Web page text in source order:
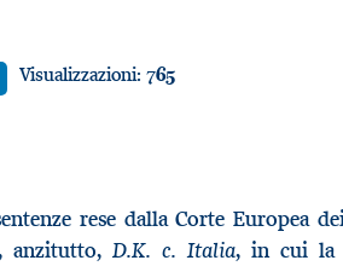
Visualizzazioni: 765
rese dalla Corte Europea
anzitutto, D.K. c. Italia, in cui la